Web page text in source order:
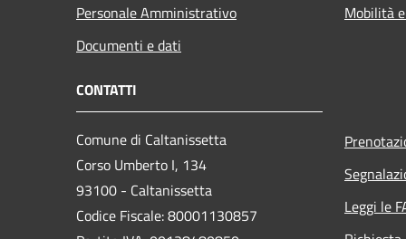
Personale Amministrativo
Documenti e dati
Mobilità
CONTATTI
Comune di Caltanissetta
Corso Umberto I, 134
93100 - Caltanissetta
Codice Fiscale: 80001130857
Leggi le